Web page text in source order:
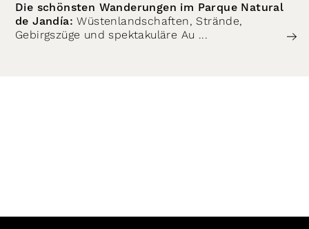
Die schönsten Wanderungen im Parque Natural
de Jandía:Wüstenlandschaften, Strände,
Gebirgszüge und spektakuläre Au ...